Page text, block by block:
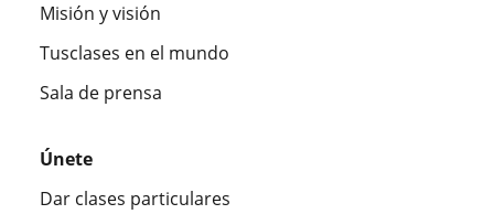
Misión y visión
Tusclases en el mundo
Sala de prensa
Únete
Dar clases particulares